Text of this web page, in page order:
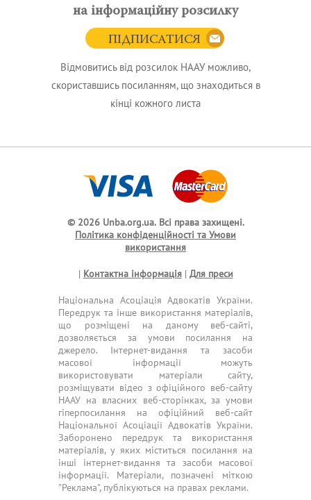
на інформаційну розсилку
ПІДПИСАТИСЯ
Відмовитись від розсилок НААУ можливо,
скориставшись посиланням, що знаходиться в
кінці кожного листа
© 2026 Unba.org.ua. Всі права захищені.
Політика конфіденційності та Умови
використання
| Контактна інформація| Для преси
Національна Асоціація Адвокатів України.
Передрук та інше використання матеріалів,
що розміщені на даному веб-сайті,
дозволяється за умови посилання на
джерело. Інтернет-видання та засоби
масової інформації можуть
використовувати матеріали сайту,
розміщувати відео з офіційного веб-сайту
НААУ на власних веб-сторінках, за умови
гіперпосилання на офіційний веб-сайт
Національної Асоціації Адвокатів України.
Заборонено передрук та використання
матеріалів, у яких міститься посилання на
інші інтернет-видання та засоби масової
інформації. Матеріали, позначені міткою
"Реклама", публікуються на правах реклами.